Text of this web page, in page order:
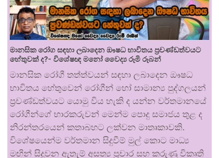
මානසික රෝග සඳහා ලබාදෙන ඖෂධ භාවිතය ප්‍රචණ්ඩත්වයට
හේතුවක් ද?- විශේෂඥ මනෝ වෛද්‍ය රූමි රූබන්
මානසික රෝගී තත්ත්වයන් සඳහා ලබාදෙන ඖෂධ
භාවිතය හේතුවෙන් රෝගීන් හෝ සාමාන්‍ය පුද්ගලයන්
ප්‍රචණ්ඩත්වයට යොමු විය හැකි ද යන්න වර්තමානයේ
රෝගීන්ගේ භාරකරුවන් මෙන්ම පොදු සමාජය තුළ ද
නිරන්තරයෙන් කතාබහට ලක්වන මාතෘකාවකි.
විශේෂයෙන්ම වර්තමාන සිදුවීම් මුල් කොට මාධ්‍ය
මඟින් සිදුවන ඇතැම් අසත්‍ය ප්‍රචාර සහ කරුණු විකෘති